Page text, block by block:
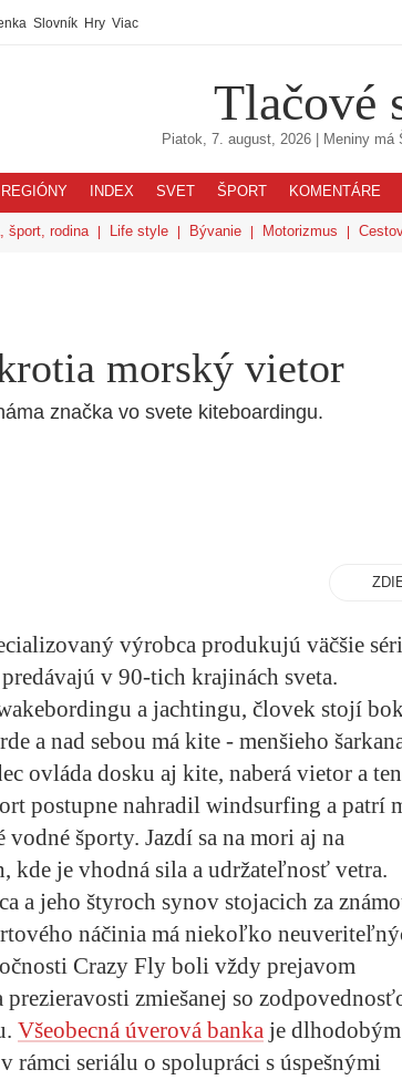
Slovník Hry Viac
Tlačové
Piatok, 7. august, 2026 | Meniny má
REGIÓNY INDEX SVET ŠPORT KOMENTÁRE
šport, rodina Life style Bývanie Motorizmus
morský vietor
značka vo svete kiteboardingu.
výrobca produkujú väčšie
v 90-tich krajinách sveta.
a jachtingu, človek stojí
a nad sebou má kite - menšieho
ovláda dosku aj kite, naberá vietor a
postupne nahradil windsurfing a patrí
vodné športy. Jazdí sa na mori aj na
kde je vhodná sila a udržateľnosť vetra.
a jeho štyroch synov stojacich za
náčinia má niekoľko
Crazy Fly boli vždy prejavom
zmiešanej so
Všeobecná úverová banka je dlhodobým
rámci seriálu o spolupráci s úspešnými